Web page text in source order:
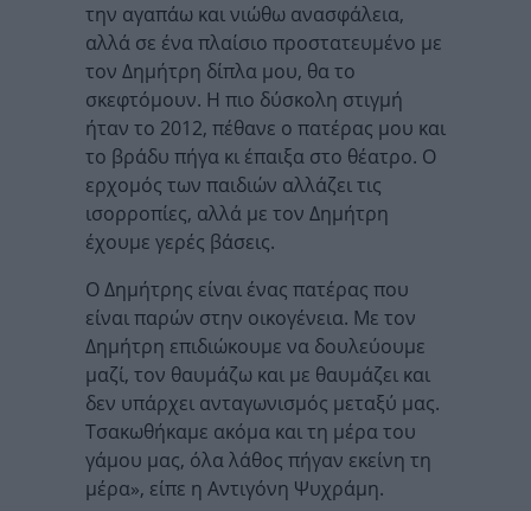
την αγαπάω και νιώθω ανασφάλεια,
αλλά σε ένα πλαίσιο προστατευμένο με
τον Δημήτρη δίπλα μου, θα το
σκεφτόμουν. Η πιο δύσκολη στιγμή
ήταν το 2012, πέθανε ο πατέρας μου και
το βράδυ πήγα κι έπαιξα στο θέατρο. Ο
ερχομός των παιδιών αλλάζει τις
ισορροπίες, αλλά με τον Δημήτρη
έχουμε γερές βάσεις.
Ο Δημήτρης είναι ένας πατέρας που
είναι παρών στην οικογένεια. Με τον
Δημήτρη επιδιώκουμε να δουλεύουμε
μαζί, τον θαυμάζω και με θαυμάζει και
δεν υπάρχει ανταγωνισμός μεταξύ μας.
Τσακωθήκαμε ακόμα και τη μέρα του
γάμου μας, όλα λάθος πήγαν εκείνη τη
μέρα», είπε η Αντιγόνη Ψυχράμη.